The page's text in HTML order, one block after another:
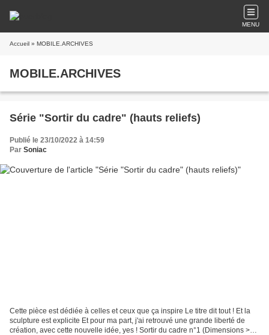
MENU
Accueil » MOBILE.ARCHIVES
MOBILE.ARCHIVES
Série "Sortir du cadre" (hauts reliefs)
Publié le 23/10/2022 à 14:59
Par Soniac
Cette pièce est dédiée à celles et ceux que ça inspire Le titre dit tout ! Et la
sculpture est explicite Et pour ma part, j'ai retrouvé une grande liberté de
création, avec cette nouvelle idée, yes ! Sortir du cadre n°1 (Dimensions >